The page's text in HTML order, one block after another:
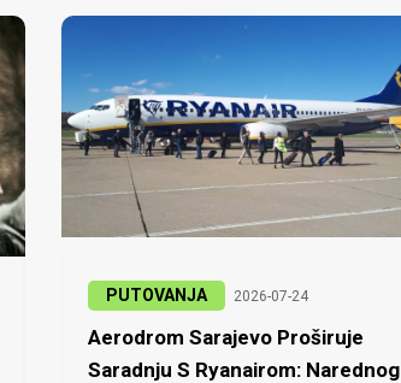
PUTOVANJA 2026-07-24
Aerodrom Sarajevo Proširuje
Saradnju S Ryanairom: Narednog